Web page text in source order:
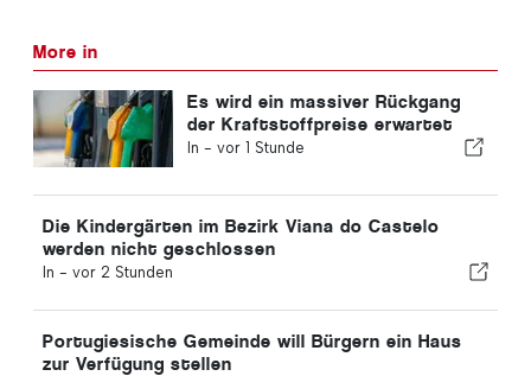
More in
Es wird ein massiver Rückgang
der Kraftstoffpreise erwartet
In - vor 1 Stunde
Die Kindergärten im Bezirk Viana do Castelo
werden nicht geschlossen
In - vor 2 Stunden
Portugiesische Gemeinde will Bürgern ein Haus
zur Verfügung stellen